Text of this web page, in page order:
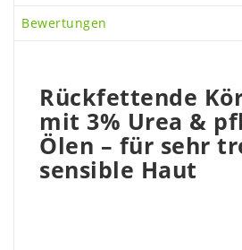
Bewertungen
Rückfettende
mit 3% Urea &
Ölen – für sehr
sensible Haut